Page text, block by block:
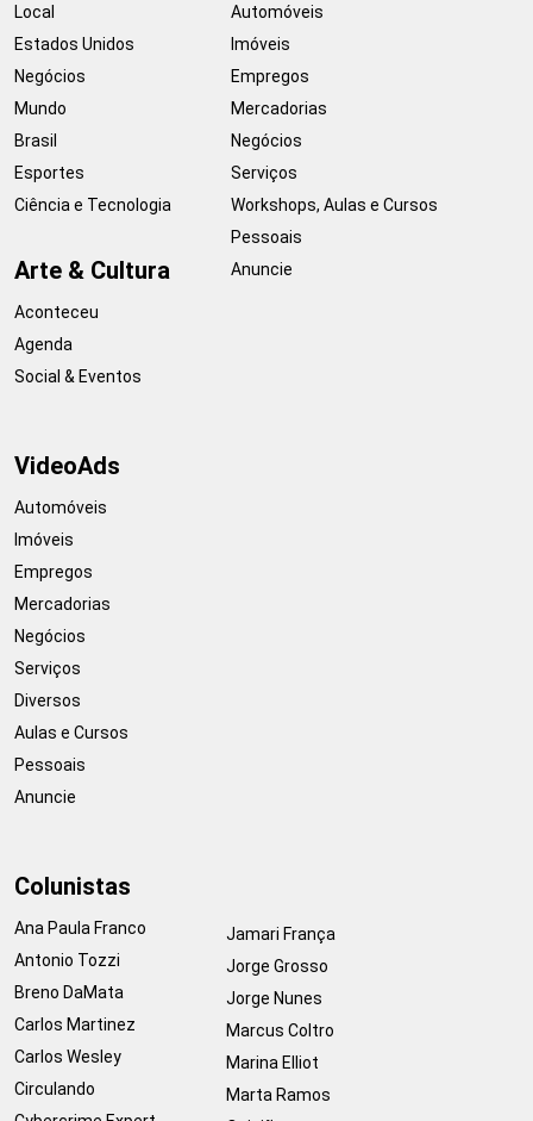
Local
Estados Unidos
Negócios
Mundo
Brasil
Esportes
Ciência e Tecnologia
Arte & Cultura
Aconteceu
Agenda
Social & Eventos
Automóveis
Imóveis
Empregos
Mercadorias
Negócios
Serviços
Workshops, Aulas e Cursos
Pessoais
Anuncie
VideoAds
Automóveis
Imóveis
Empregos
Mercadorias
Negócios
Serviços
Diversos
Aulas e Cursos
Pessoais
Anuncie
Colunistas
Ana Paula Franco
Antonio Tozzi
Breno DaMata
Carlos Martinez
Carlos Wesley
Circulando
Jamari França
Jorge Grosso
Jorge Nunes
Marcus Coltro
Marina Elliot
Marta Ramos